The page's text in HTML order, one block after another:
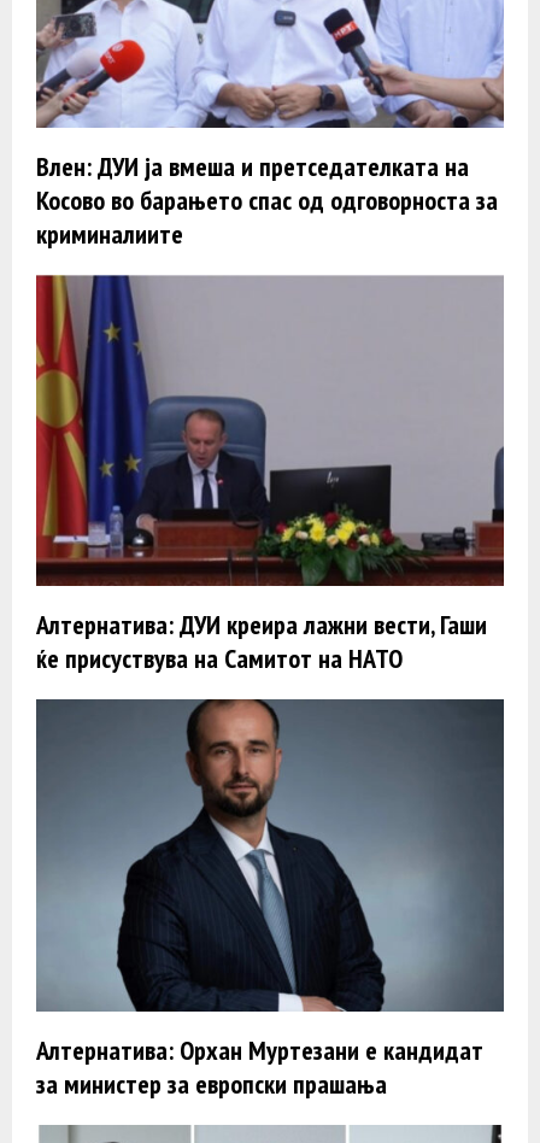
Влен: ДУИ ја вмеша и претседателката на
Косово во барањето спас од одговорноста за
криминалиите
Алтернатива: ДУИ креира лажни вести, Гаши
ќе присуствува на Самитот на НАТО
Алтернатива: Орхан Муртезани е кандидат
за министер за европски прашања